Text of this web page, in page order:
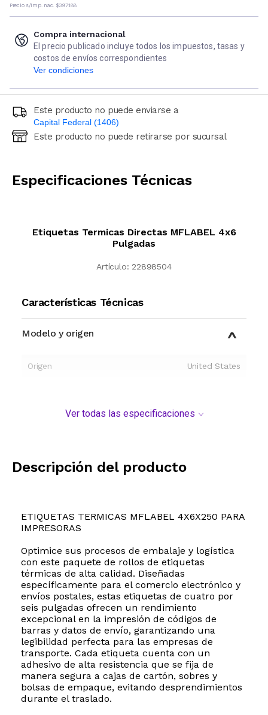
Precio s/imp. nac. $397.188
Compra internacional
El precio publicado incluye todos los impuestos, tasas y
costos de envíos correspondientes
Ver condiciones
Este producto no puede enviarse a
Capital Federal (1406)
Ingresá código postal (sólo números)
Este producto no puede retirarse por sucursal
Especificaciones Técnicas
Etiquetas Termicas Directas MFLABEL 4x6
Pulgadas
Artículo: 22898504
Características Técnicas
Modelo y origen
Origen United States
Ver todas las especificaciones
Descripción del producto
ETIQUETAS TERMICAS MFLABEL 4X6X250 PARA
IMPRESORAS
Optimice sus procesos de embalaje y logística
con este paquete de rollos de etiquetas
térmicas de alta calidad. Diseñadas
específicamente para el comercio electrónico y
envíos postales, estas etiquetas de cuatro por
seis pulgadas ofrecen un rendimiento
excepcional en la impresión de códigos de
barras y datos de envío, garantizando una
legibilidad perfecta para las empresas de
transporte. Cada etiqueta cuenta con un
adhesivo de alta resistencia que se fija de
manera segura a cajas de cartón, sobres y
bolsas de empaque, evitando desprendimientos
durante el traslado.